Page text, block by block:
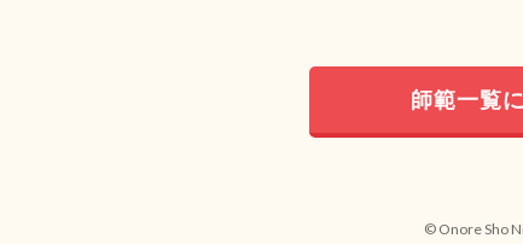
師範一覧
© Onore Sho